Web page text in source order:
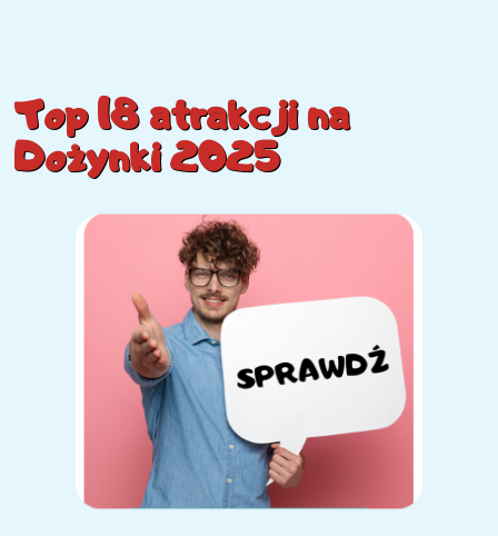
Top 18 atrakcji na
Dożynki 2025